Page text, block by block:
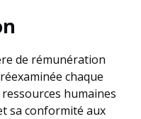
de rémunération
chaque
humaines
sa conformité aux